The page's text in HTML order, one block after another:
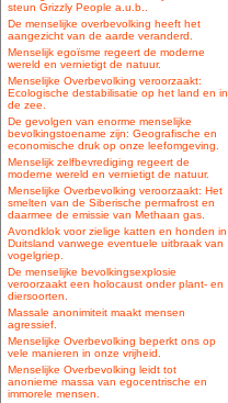
steun Grizzly People a.u.b..
De menselijke overbevolking heeft het
aangezicht van de aarde veranderd.
Menselijk egoïsme regeert de moderne
wereld en vernietigt de natuur.
Menselijke Overbevolking veroorzaakt:
Ecologische destabilisatie op het land en in
de zee.
De gevolgen van enorme menselijke
bevolkingstoename zijn: Geografische en
economische druk op onze leefomgeving.
Menselijk zelfbevrediging regeert de
moderne wereld en vernietigt de natuur.
Menselijke Overbevolking veroorzaakt: Het
smelten van de Siberische permafrost en
daarmee de emissie van Methaan gas.
Avondklok voor zielige katten en honden in
Duitsland vanwege eventuele uitbraak van
vogelgriep.
De menselijke bevolkingsexplosie
veroorzaakt een holocaust onder plant- en
diersoorten.
Massale anonimiteit maakt mensen
agressief.
Menselijke Overbevolking beperkt ons op
vele manieren in onze vrijheid.
Menselijke Overbevolking leidt tot
anonieme massa van egocentrische en
immorele mensen.